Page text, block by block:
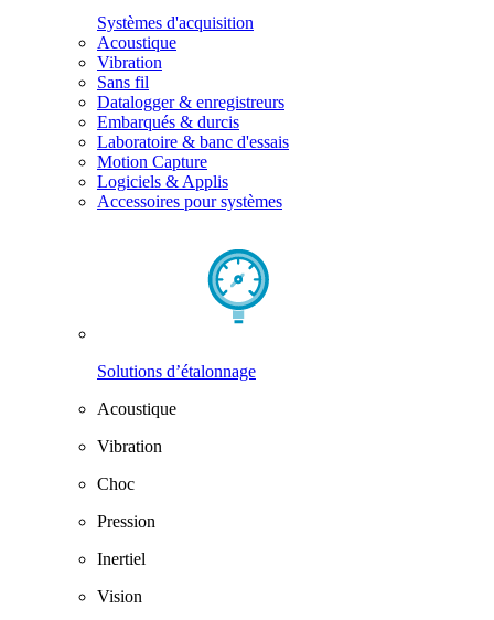
Systèmes d'acquisition
Acoustique
Vibration
Sans fil
Datalogger & enregistreurs
Embarqués & durcis
Laboratoire & banc d'essais
Motion Capture
Logiciels & Applis
Accessoires pour systèmes
Solutions d’étalonnage
Acoustique
Vibration
Choc
Pression
Inertiel
Vision